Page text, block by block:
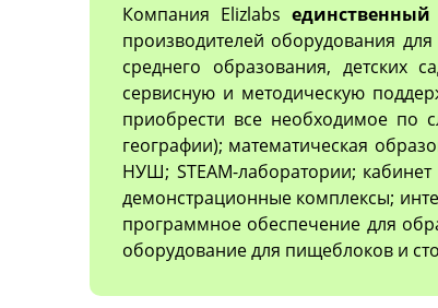
Компания Elizlabs
производителей оборудования
среднего образования, детских
сервисную и методическую
приобрести все необходимое по
географии); математическая
НУШ; STEAM-лаборатории;
демонстрационные комплексы;
программное обеспечение для
оборудование для пищеблоков и